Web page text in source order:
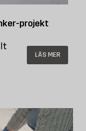
projekt
LÄS MER